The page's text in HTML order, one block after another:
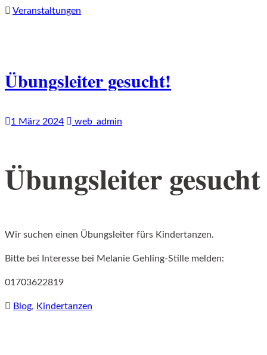
Veranstaltungen
Übungsleiter gesucht!
1 März 2024 web_admin
Übungsleiter gesucht
Wir suchen einen Übungsleiter fürs Kindertanzen.
Bitte bei Interesse bei Melanie Gehling-Stille melden:
01703622819
Blog, Kindertanzen